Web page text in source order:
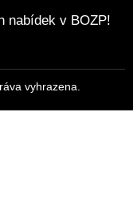
nabídek v BOZP!
vyhrazena.